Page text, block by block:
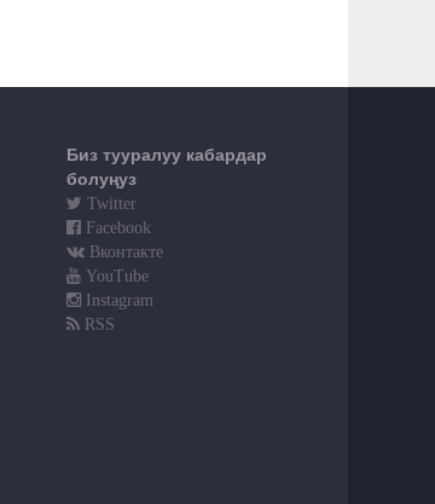
Биз тууралуу кабардар
болуңуз
Twitter
Facebook
Вконтакте
YouTube
Instagram
RSS